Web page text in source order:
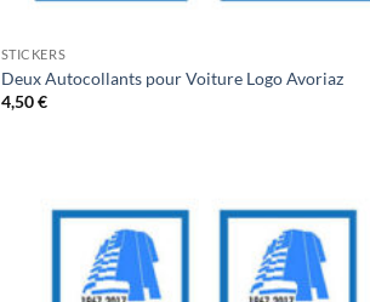
STICKERS
Deux Autocollants pour Voiture Logo Avoriaz
4,50€